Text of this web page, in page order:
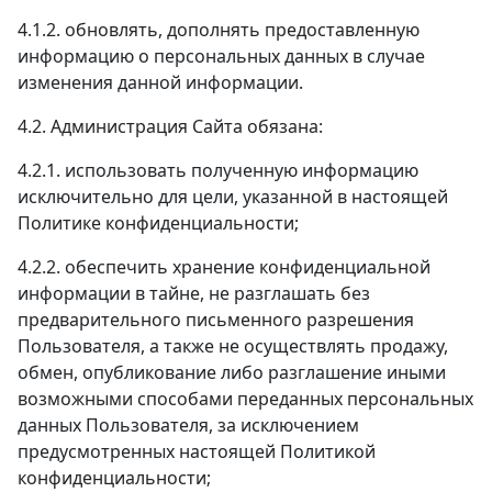
4.1.2. обновлять, дополнять предоставленную
информацию о персональных данных в случае
изменения данной информации.
4.2. Администрация Сайта обязана:
4.2.1. использовать полученную информацию
исключительно для цели, указанной в настоящей
Политике конфиденциальности;
4.2.2. обеспечить хранение конфиденциальной
информации в тайне, не разглашать без
предварительного письменного разрешения
Пользователя, а также не осуществлять продажу,
обмен, опубликование либо разглашение иными
возможными способами переданных персональных
данных Пользователя, за исключением
предусмотренных настоящей Политикой
конфиденциальности;